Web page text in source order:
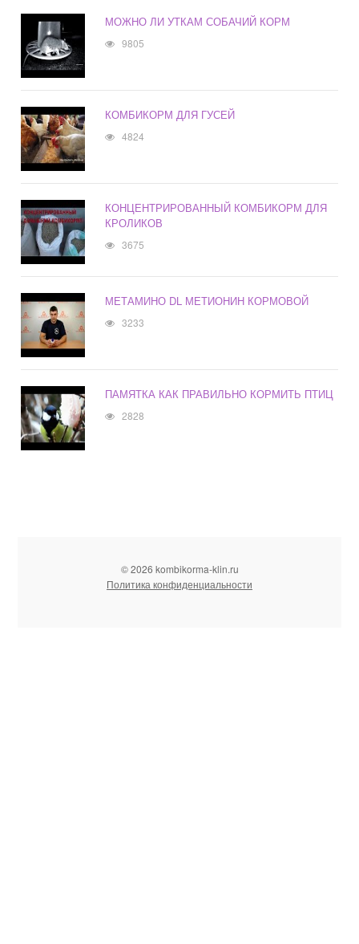
МОЖНО ЛИ УТКАМ СОБАЧИЙ КОРМ
9805
КОМБИКОРМ ДЛЯ ГУСЕЙ
4824
КОНЦЕНТРИРОВАННЫЙ КОМБИКОРМ ДЛЯ
КРОЛИКОВ
3675
МЕТАМИНО DL МЕТИОНИН КОРМОВОЙ
3233
ПАМЯТКА КАК ПРАВИЛЬНО КОРМИТЬ ПТИЦ
2828
© 2026 kombikorma-klin.ru
Политика конфиденциальности